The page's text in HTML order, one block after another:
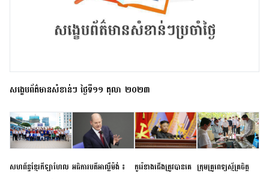
សង្ខេបព័ត៌មានសំខាន់ៗ ថ្ងៃទី១១ តុលា ២០២៣
សហព័ន្ធខ្មែរកីឡាហែល អធិការបតីអាល្លឺម៉ង់ ៖
កូរ៉េខាងជើងត្រូវបានគេ ក្រុមគ្រូពេទ្យស្ម័គ្រចិត្ត